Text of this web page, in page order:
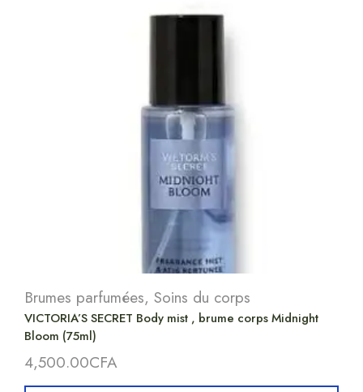
Brumes parfumées, Soins du corps
VICTORIA’S SECRET Body mist , brume corps Midnight
Bloom (75ml)
4,500.00CFA